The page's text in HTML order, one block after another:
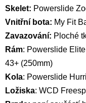
Skelet: Powerslide
Vnitřní bota: My Fit
Zavazování: Ploché
Rám: Powerslide
43+ (250mm)
Kola: Powerslide
Ložiska: WCD